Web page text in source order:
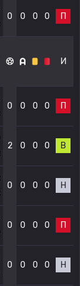
0 0 0 0 П
И
0 0 0 0 П
2 0 0 0 В
0 0 0 0 Н
0 0 0 0 П
0 0 0 0 Н